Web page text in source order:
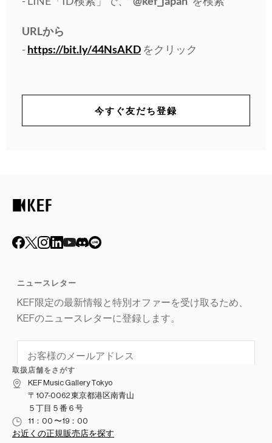
URLから
-https://bit.ly/44NsAKD をクリック
今すぐ友だち登録
取扱店舗をさがす
KEF Music Gallery Tokyo
〒107-0062 東京都港区南青山
５丁目５番６号
11：00 〜19：00
お近くの正規販売店を探す